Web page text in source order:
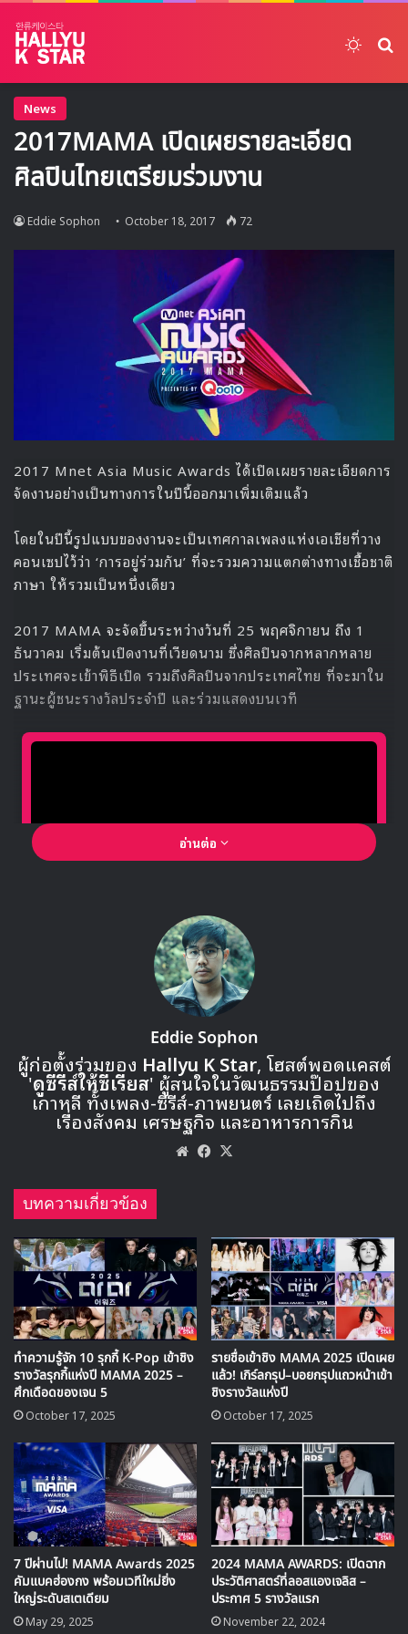
News
2017MAMA เปิดเผยรายละเอียด
ศิลปินไทยเตรียมร่วมงาน
Eddie Sophon October 18, 2017 72
2017 Mnet Asia Music Awards ได้เปิดเผยรายละเอียดการ
จัดงานอย่างเป็นทางการในปีนี้ออกมาเพิ่มเติมแล้ว
โดยในปีนี้รูปแบบของงานจะเป็นเทศกาลเพลงแห่งเอเชียที่วาง
คอนเซปไว้ว่า ‘การอยู่ร่วมกัน’ ที่จะรวมความแตกต่างทางเชื้อชาติ
ภาษา ให้รวมเป็นหนึ่งเดียว
2017 MAMA จะจัดขึ้นระหว่างวันที่ 25 พฤศจิกายน ถึง 1
ธันวาคม เริ่มต้นเปิดงานที่เวียดนาม ซึ่งศิลปินจากหลากหลาย
ประเทศจะเข้าพิธีเปิด รวมถึงศิลปินจากประเทศไทย ที่จะมาใน
ฐานะผู้ชนะรางวัลประจำปี และร่วมแสดงบนเวที
🎙GYUBIN ปลื้มเมืองไทยขนาดไหน? ถึงกลับมาถ่าย
MV เพลงใหม่ LIKE U 100 ที่กรุงเทพ
▶ คลิกดูสัมภาษณ์พิเศษ
วันที่ 29 พฤศจิกายน งาน 2017MAMA จะจัดที่ญี่ปุ่น ก่อนที่จะ
ไปยังฮ่องกงในวันที่ 1 ธันวาคม ซึ่งในปีนี้จะมีกิจกรรมเกิดขึ้น
มากกว่าทุกครั้งที่ผ่านมา รวมถึงศิลปินที่จะมาร่วมงาน และการ
แสดงบนเวทีที่หลากหลายมากยิ่งขึ้น
นอกจากนี้วันที่ 30 พฤศจิกายน จะมีงานประกาศรางวัลในหมวด
ร่วมแสดงความยินดีจากศิลปินในอุตสาหกรรมดนตรีทั่วเอเชีย
Mnet จะประกาศรายชื่อผู้เข้าชิงรางวัลต่างๆผ่านการออกอากาศ
ทาง Mnet ในวันที่ 19 ตุลาคม เวลา 17.00 น. ตามเวลาใน
เกาหลี ซึ่งจะดำเนินรายการโดย คิมอิลจุง และพัคโซฮยอน พร้อม
กับ DinDin และนักแต่งเพลง คิมอีนา ที่จะมาร่วมให้ข้อมูลใน
การประกาศรายชื่อผู้เข้าชิงรางวัลต่างๆในปีนี้
ชื่อผู้เข้าชิงรางวัลเวลา 18.00 น. ตามเวลาในเกาหลี ผ่านทาง
หน้าเว็บไซต์ 2017MAMA.com
อ่านต่อ
Eddie Sophon
ผู้ก่อตั้งร่วมของ Hallyu K Star, โฮสต์พอดแคสต์
'ดูซีรีส์ให้ซีเรียส' ผู้สนใจในวัฒนธรรมป๊อปของ
เกาหลี ทั้งเพลง-ซีรีส์-ภาพยนตร์ เลยเถิดไปถึง
เรื่องสังคม เศรษฐกิจ และอาหารการกิน
WebsiteFacebook
บทความเกี่ยวข้อง
ทำความรู้จัก 10 รุกกี้ K-Pop เข้าชิง
รางวัลรุกกี้แห่งปี MAMA 2025 –
ศึกเดือดของเจน 5
October 17, 2025
รายชื่อเข้าชิง MAMA 2025 เปิดเผย
แล้ว! เกิร์ลกรุป–บอยกรุปแถวหน้าเข้า
ชิงรางวัลแห่งปี
October 17, 2025
7 ปีผ่านไป! MAMA Awards 2025
คัมแบคฮ่องกง พร้อมเวทีใหม่ยิ่ง
ใหญ่ระดับสเตเดียม
May 29, 2025
2024 MAMA AWARDS: เปิดฉาก
ประวัติศาสตร์ที่ลอสแองเจลิส –
ประกาศ 5 รางวัลแรก
November 22, 2024